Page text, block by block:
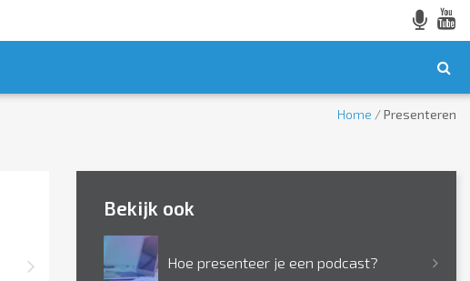
Home /Presenteren
Bekijk ook
Hoe presenteer je een podcast?